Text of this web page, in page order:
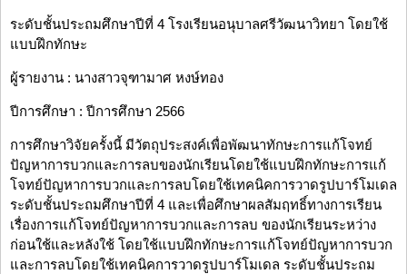
ระดับชั้นประถมศึกษาปีที่ 4 โรงเรียนอนุบาลศรีวัฒนาวิทยา โดยใช้
แบบฝึกทักษะ
ผู้รายงาน : นางสาวจุฑามาศ หงษ์ทอง
ปีการศึกษา : ปีการศึกษา 2566
การศึกษาวิจัยครั้งนี้ มีวัตถุประสงค์เพื่อพัฒนาทักษะการแก้โจทย์
ปัญหาการบวกและการลบของนักเรียนโดยใช้แบบฝึกทักษะการแก้
โจทย์ปัญหาการบวกและการลบโดยใช้เทคนิคการวาดรูปบาร์โมเดล
ระดับชั้นประถมศึกษาปีที่ 4 และเพื่อศึกษาผลสัมฤทธิ์ทางการเรียน
เรื่องการแก้โจทย์ปัญหาการบวกและการลบ ของนักเรียนระหว่าง
ก่อนใช้และหลังใช้ โดยใช้แบบฝึกทักษะการแก้โจทย์ปัญหาการบวก
และการลบโดยใช้เทคนิคการวาดรูปบาร์โมเดล ระดับชั้นประถม